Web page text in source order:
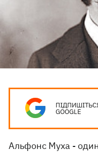
GOOGLE
Альфонс Муха -